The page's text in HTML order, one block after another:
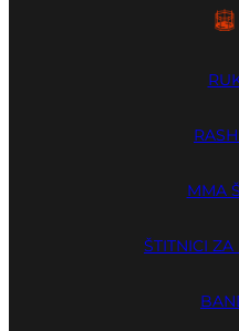
MMA
ŠTITNICI